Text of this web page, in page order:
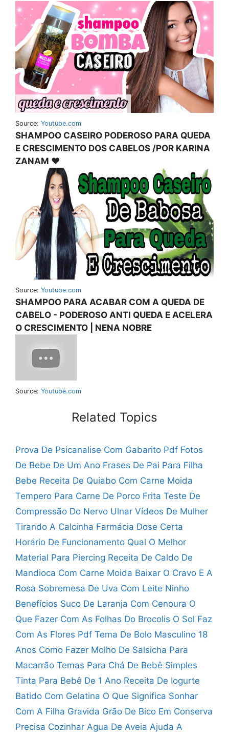
Source: Youtube.com
SHAMPOO CASEIRO PODEROSO PARA QUEDA
E CRESCIMENTO DOS CABELOS /POR KARINA
ZANAM ❤️
Source: Youtube.com
SHAMPOO PARA ACABAR COM A QUEDA DE
CABELO - PODEROSO ANTI QUEDA E ACELERA
O CRESCIMENTO | NENA NOBRE
Source: Youtube.com
Related Topics
Prova De Psicanalise Com Gabarito Pdf Fotos
De Bebe De Um Ano Frases De Pai Para Filha
Bebe Receita De Quiabo Com Carne Moida
Tempero Para Carne De Porco Frita Teste De
Compressão Do Nervo Ulnar Vídeos De Mulher
Tirando A Calcinha Farmácia Dose Certa
Horário De Funcionamento Qual O Melhor
Material Para Piercing Receita De Caldo De
Mandioca Com Carne Moida Baixar O Cravo E A
Rosa Sobremesa De Uva Com Leite Ninho
Benefícios Suco De Laranja Com Cenoura O
Que Fazer Com As Folhas Do Brocolis O Sol Faz
Com As Flores Pdf Tema De Bolo Masculino 18
Anos Como Fazer Molho De Salsicha Para
Macarrão Temas Para Chá De Bebê Simples
Tinta Para Bebê De 1 Ano Receita De Iogurte
Batido Com Gelatina O Que Significa Sonhar
Com A Filha Gravida Grão De Bico Em Conserva
Precisa Cozinhar Agua De Aveia Ajuda A